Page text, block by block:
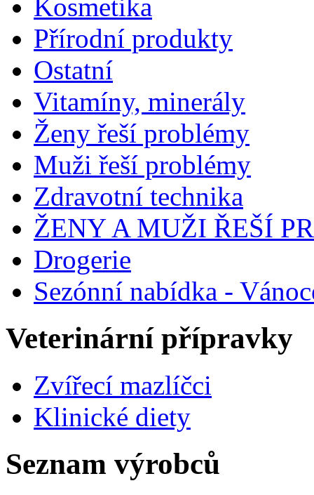
Kosmetika
Přírodní produkty
Ostatní
Vitamíny, minerály
Ženy řeší problémy
Muži řeší problémy
Zdravotní technika
ŽENY A MUŽI ŘEŠÍ
Drogerie
Sezónní nabídka -
Veterinární přípravky
Zvířecí mazlíčci
Klinické diety
Seznam výrobců